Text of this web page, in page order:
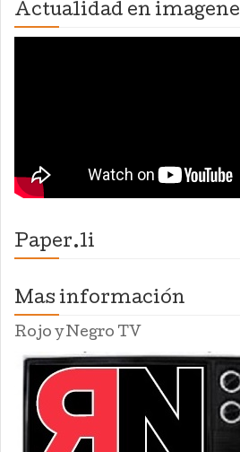
Actualidad en
Paper.li
Mas información
Rojo y Negro TV